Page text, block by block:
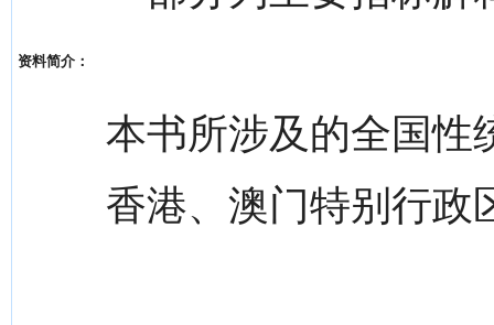
资料简介：
本书所涉及的全国性
香港、澳门特别行政